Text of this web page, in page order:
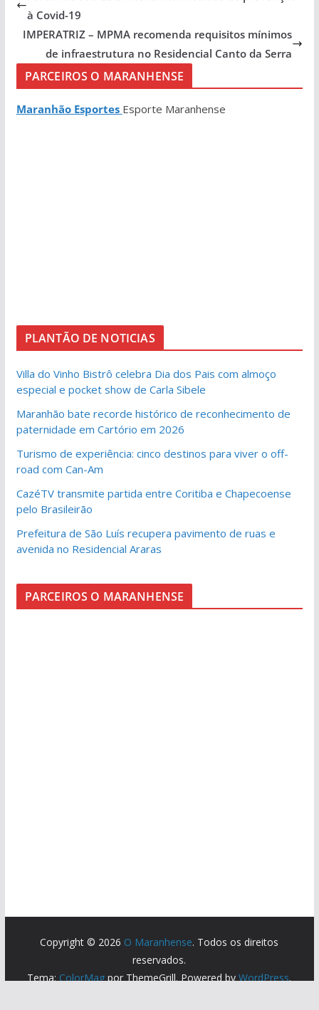
à Covid-19
IMPERATRIZ – MPMA recomenda requisitos mínimos
de infraestrutura no Residencial Canto da Serra
PARCEIROS O MARANHENSE
Maranhão Esportes Esporte Maranhense
PLANTÃO DE NOTICIAS
Villa do Vinho Bistrô celebra Dia dos Pais com almoço
especial e pocket show de Carla Sibele
Maranhão bate recorde histórico de reconhecimento de
paternidade em Cartório em 2026
Turismo de experiência: cinco destinos para viver o off-
road com Can-Am
CazéTV transmite partida entre Coritiba e Chapecoense
pelo Brasileirão
Prefeitura de São Luís recupera pavimento de ruas e
avenida no Residencial Araras
PARCEIROS O MARANHENSE
Copyright © 2026 O Maranhense. Todos os direitos
reservados.
Tema: ColorMag por ThemeGrill. Powered byWordPress.